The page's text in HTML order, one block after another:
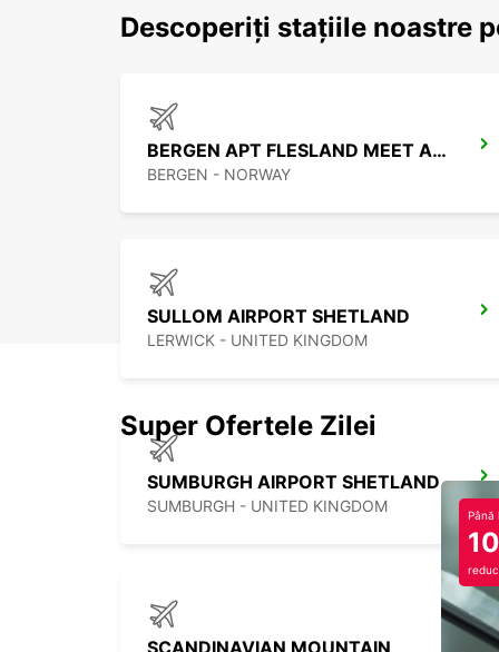
Descoperiți stațiile noastre
BERGEN APT FLESLAND MEET AND GREET
BERGEN - NORWAY
SULLOM AIRPORT SHETLAND
LERWICK - UNITED KINGDOM
SUMBURGH AIRPORT SHETLAND
SUMBURGH - UNITED KINGDOM
Super Ofertele Zilei
Până